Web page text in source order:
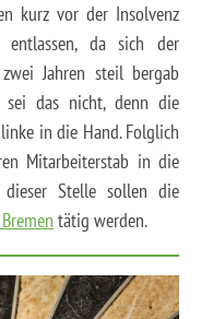
kurz vor der Insolvenz
da sich der
Jahren steil bergab
sei das nicht, denn die
in die Hand. Folglich
Mitarbeiterstab in die
Stelle sollen die
tätig werden.